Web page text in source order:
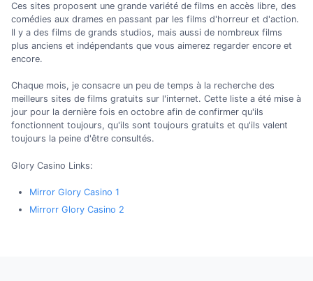
Ces sites proposent une grande variété de films en accès libre, des
comédies aux drames en passant par les films d'horreur et d'action.
Il y a des films de grands studios, mais aussi de nombreux films
plus anciens et indépendants que vous aimerez regarder encore et
encore.
Chaque mois, je consacre un peu de temps à la recherche des
meilleurs sites de films gratuits sur l'internet. Cette liste a été mise à
jour pour la dernière fois en octobre afin de confirmer qu'ils
fonctionnent toujours, qu'ils sont toujours gratuits et qu'ils valent
toujours la peine d'être consultés.
Glory Casino Links:
Mirror Glory Casino 1
Mirrorr Glory Casino 2